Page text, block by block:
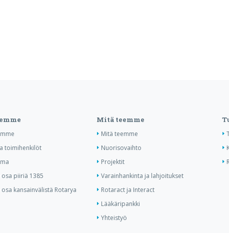
toimihenkilöt
piiriä 1385
kansainvälistä Rotarya
Mitä teemme
Mitä teemme
Nuorisovaihto
Projektit
Varainhankinta ja lahjoitukset
Rotaract ja Interact
Lääkäripankki
Yhteistyö